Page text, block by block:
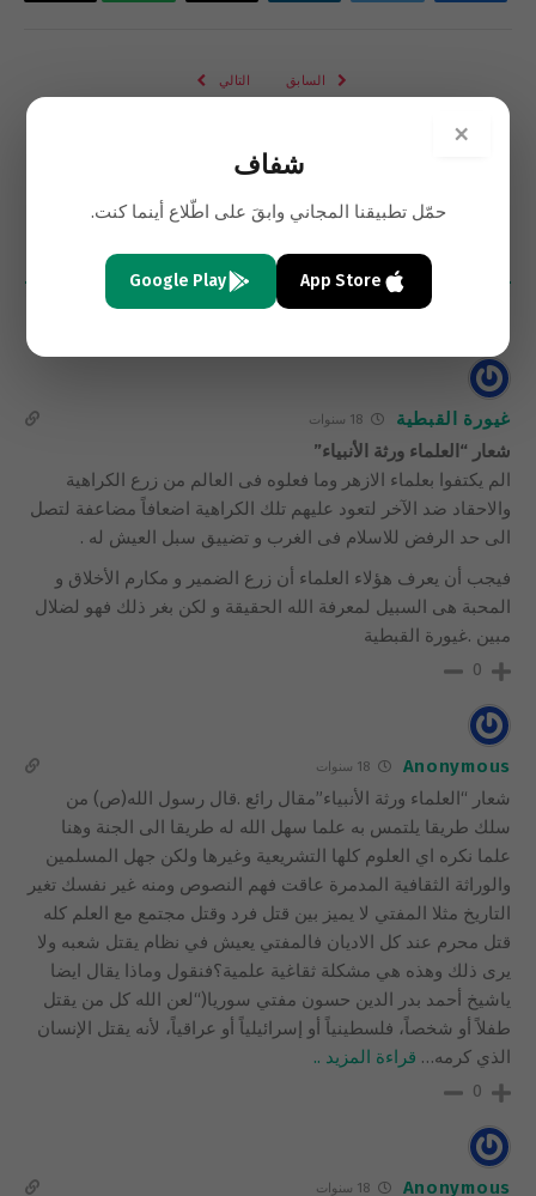
السابق التالي
تعليقات
الأحدث
غيورة القبطية 18 سنوات
شعار “العلماء ورثة الأنبياء”
الم يكتفوا بعلماء الازهر وما فعلوه فى العالم من زرع الكراهية
والاحقاد ضد الآخر لتعود عليهم تلك الكراهية اضعافاً مضاعفة لتصل
الى حد الرفض للاسلام فى الغرب و تضييق سبل العيش له .
فيجب أن يعرف هؤلاء العلماء أن زرع الضمير و مكارم الأخلاق و
المحبة هى السبيل لمعرفة الله الحقيقة و لكن بغر ذلك فهو لضلال
مبين .غيورة القبطية
0
Anonymous 18 سنوات
شعار “العلماء ورثة الأنبياء”مقال رائع .قال رسول الله(ص) من
سلك طريقا يلتمس به علما سهل الله له طريقا الى الجنة وهنا
علما نكره اي العلوم كلها التشريعية وغيرها ولكن جهل المسلمين
والوراثة الثقافية المدمرة عاقت فهم النصوص ومنه غير نفسك تغير
التاريخ مثلا المفتي لا يميز بين قتل فرد وقتل مجتمع مع العلم كله
قتل محرم عند كل الاديان فالمفتي يعيش في نظام يقتل شعبه ولا
يرى ذلك وهذه هي مشكلة ثقاغية علمية؟فنقول وماذا يقال ايضا
ياشيخ أحمد بدر الدين حسون مفتي سوريا(“لعن الله كل من يقتل
طفلاً أو شخصاً، فلسطينياً أو إسرائيلياً أو عراقياً، لأنه يقتل الإنسان
الذي كرمه… قراءة المزيد ..
0
Anonymous 18 سنوات
×
شفاف
حمّل تطبيقنا المجاني وابقَ على اطّلاع أينما كنت.
App Store
Google Play